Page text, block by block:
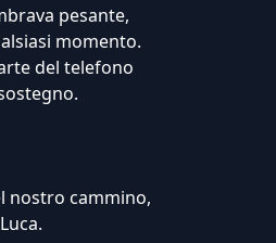
pesante,
momento.
del telefono
nostro cammino,